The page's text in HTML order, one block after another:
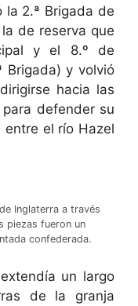
la 2.ª Brigada de
de reserva que
y el 8.º de
Brigada) y volvió
hacia las
defender su
el río Hazel
Inglaterra a través
piezas fueron un
confederada.
un largo
de la granja